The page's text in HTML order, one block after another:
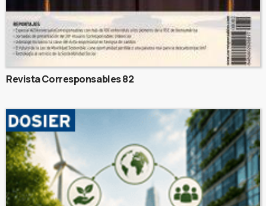
Revista Corresponsables 82